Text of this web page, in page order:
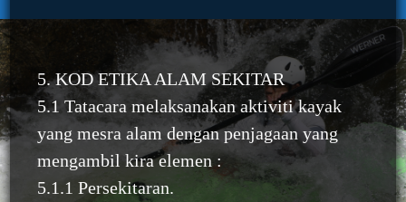
5. KOD ETIKA ALAM SEKITAR
5.1 Tatacara melaksanakan aktiviti kayak
yang mesra alam dengan penjagaan yang
mengambil kira elemen :
5.1.1 Persekitaran.